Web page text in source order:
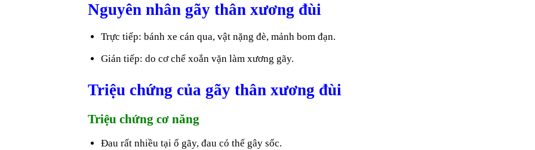
Nguyên nhân gãy thân xương đùi
Trực tiếp: bánh xe cán qua, vật nặng đè, mảnh bom đạn.
Gián tiếp: do cơ chế xoắn vặn làm xương gãy.
Triệu chứng của gãy thân xương đùi
Triệu chứng cơ năng
Đau rất nhiều tại ổ gãy, đau có thể gây sốc.